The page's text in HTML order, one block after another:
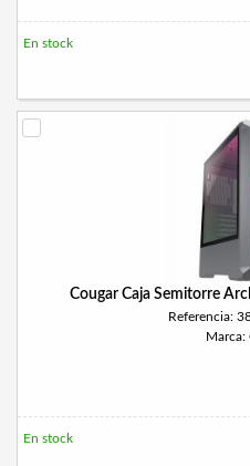
En stock
Cougar Caja Semitorre
Referencia:
Marca:
En stock